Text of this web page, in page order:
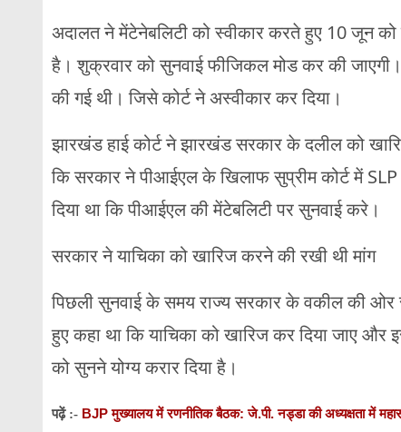
अदालत ने मेंटेनेबलिटी को स्वीकार करते हुए 10 जून को
है। शुक्रवार को सुनवाई फीजिकल मोड कर की
की गई थी। जिसे कोर्ट ने अस्वीकार कर दिया।
झारखंड हाई कोर्ट ने झारखंड सरकार के दलील को
कि सरकार ने पीआईएल के खिलाफ सुप्रीम कोर्ट में SLP
दिया था कि पीआईएल की मेंटेबलिटी पर सुनवाई करे।
सरकार ने याचिका को खारिज करने की रखी थी मांग
पिछली सुनवाई के समय राज्य सरकार के वकील की
हुए कहा था कि याचिका को खारिज कर दिया जाए
को सुनने योग्य करार दिया है।
पढ़ें :- BJP मुख्यालय में रणनीतिक बैठक: जे.पी. नड्डा की अध्यक्षता में